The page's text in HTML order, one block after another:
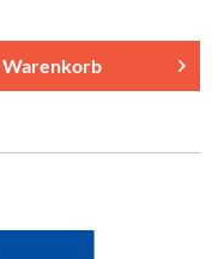
Warenkorb